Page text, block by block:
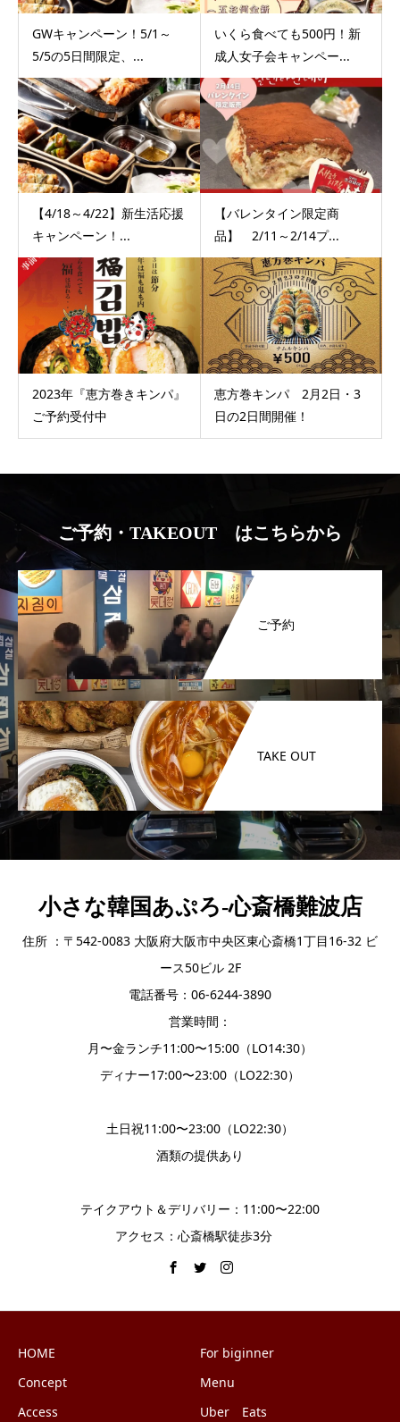
GWキャンペーン！5/1～
5/5の5日間限定、...
いくら食べても500円！新
成人女子会キャンペー...
【4/18～4/22】新生活応援
キャンペーン！...
【バレンタイン限定商
品】 2/11～2/14プ...
2023年『恵方巻きキンパ』
ご予約受付中
恵方巻キンパ 2月2日・3
日の2日間開催！
ご予約・TAKEOUT はこちらから
ご予約
TAKE OUT
小さな韓国あぷろ-心斎橋難波店
住所 ：〒542-0083 大阪府大阪市中央区東心斎橋1丁目16-32 ビ
ース50ビル 2F
電話番号：06-6244-3890
営業時間：
月〜金ランチ11:00〜15:00（LO14:30）
ディナー17:00〜23:00（LO22:30）
土日祝11:00〜23:00（LO22:30）
酒類の提供あり
テイクアウト＆デリバリー：11:00〜22:00
アクセス：心斎橋駅徒歩3分
HOME
For biginner
Concept
Menu
Access
Uber Eats